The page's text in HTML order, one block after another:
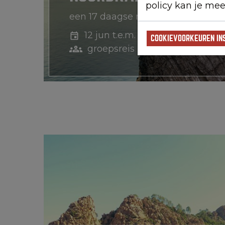
een 17 daagse motorreis
12 jun t.e.m. 28 jun
groepsreis
policy kan je
COOKIEVOORKEUREN